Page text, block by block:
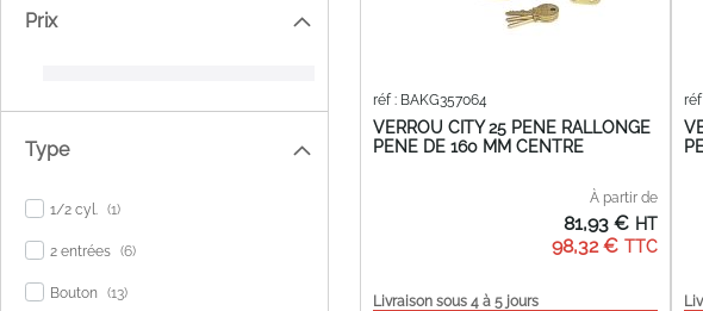
VERROU CITY 25 PENE RALLONGE
PENE DE 160 MM CENTRE
réf : BAKG357064
À partir de
98,32 €
81,93 €
Livraison sous 4 à 5 jours
Prix
Type
1/2 cyl. 1item
2 entrées 6items
Bouton 13items